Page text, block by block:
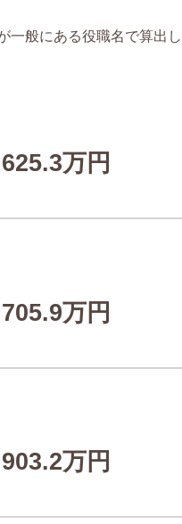
一般にある役職名で算出し
625.3万円
705.9万円
903.2万円